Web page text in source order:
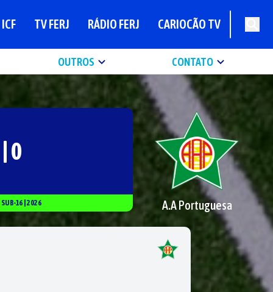
ICF TV FERJ RÁDIO FERJ CARIOCÃO TV
OUTROS CONTATO
0
SUB-16 2026 A.A Portuguesa